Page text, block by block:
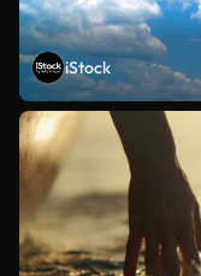
iStock